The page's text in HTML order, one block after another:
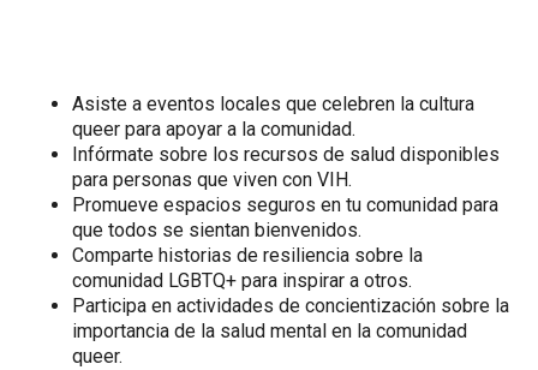
Asiste a eventos locales que celebren la cultura
queer para apoyar a la comunidad.
Infórmate sobre los recursos de salud disponibles
para personas que viven con VIH.
Promueve espacios seguros en tu comunidad para
que todos se sientan bienvenidos.
Comparte historias de resiliencia sobre la
comunidad LGBTQ+ para inspirar a otros.
Participa en actividades de concientización sobre la
importancia de la salud mental en la comunidad
queer.